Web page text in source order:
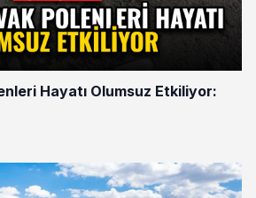
Hayatı Olumsuz Etkiliyor: